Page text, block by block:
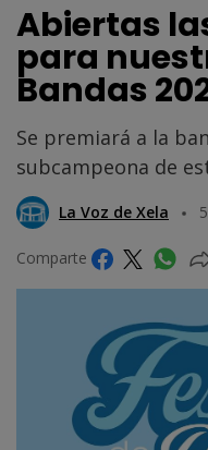
Abiertas
para
Bandas
Se premiará a la
subcampeona de
La Voz de Xela
Comparte